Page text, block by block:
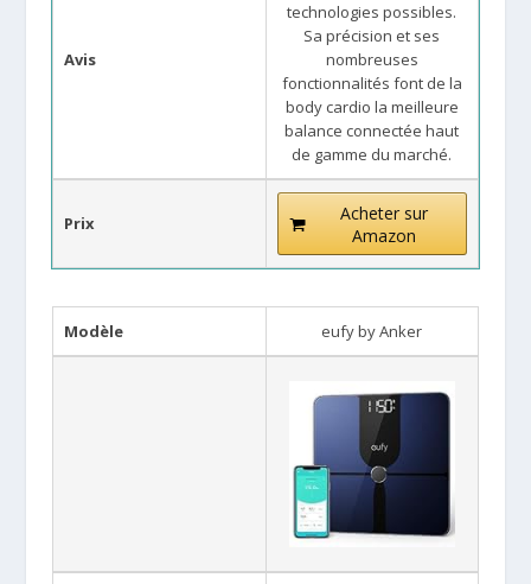
Avis
technologies possibles.
Sa précision et ses
nombreuses
fonctionnalités font de la
body cardio la meilleure
balance connectée haut
de gamme du marché.
Prix
Acheter sur
Amazon
Modèle eufy by Anker